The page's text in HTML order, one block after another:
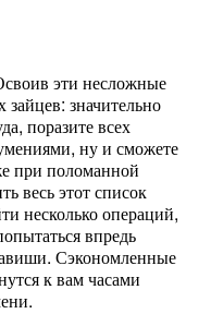
эти несложные
значительно
поразите всех
ну и сможете
при поломанной
весь этот список
несколько операций,
впредь
Сэкономленные
к вам часами